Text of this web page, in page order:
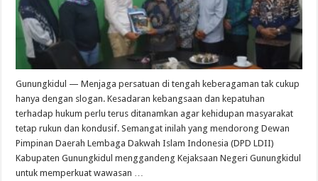
Gunungkidul — Menjaga persatuan di tengah keberagaman tak cukup
hanya dengan slogan. Kesadaran kebangsaan dan kepatuhan
terhadap hukum perlu terus ditanamkan agar kehidupan masyarakat
tetap rukun dan kondusif. Semangat inilah yang mendorong Dewan
Pimpinan Daerah Lembaga Dakwah Islam Indonesia (DPD LDII)
Kabupaten Gunungkidul menggandeng Kejaksaan Negeri Gunungkidul
untuk memperkuat wawasan …